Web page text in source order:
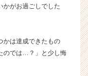
かがお過ごしでした
かは達成できたもの
のでは…？」と少し悔